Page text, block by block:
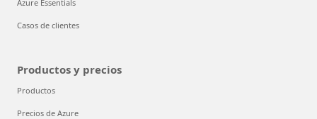
Azure Essentials
Casos de clientes
Productos y precios
Productos
Precios de Azure